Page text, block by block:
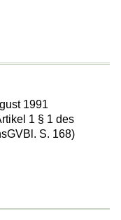
1991
1 § 1 des
S. 168)